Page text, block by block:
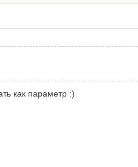
как параметр :)